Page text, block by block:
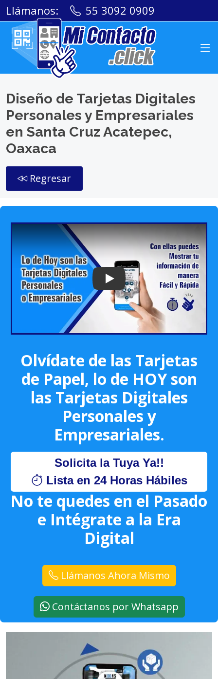
Llámanos: 55 3092 0909
Diseño de Tarjetas Digitales
Personales y Empresariales
en Santa Cruz Acatepec,
Oaxaca
Regresar
Play: Keynote (Google I/O '18)
Olvídate de las Tarjetas
de Papel, lo de HOY son
las Tarjetas Digitales
Personales y
Empresariales.
Solicita la Tuya Ya!!
Lista en 24 Horas Hábiles
No te quedes en el Pasado
e Intégrate a la Era
Digital
Llámanos Ahora Mismo
Contáctanos por Whatsapp